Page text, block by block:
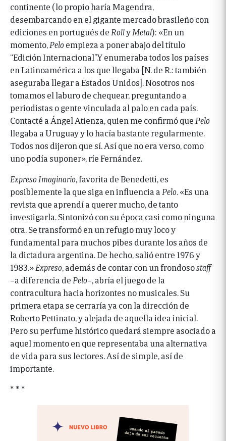
continente (lo propio haría Magendra,
desembarcando en el gigante mercado brasileño con
ediciones en portugués de RollyMetal): «En un
momento, Peloempieza a poner abajo del título
“Edición Internacional”.Y enumeraba todos los países
en Latinoamérica a los que llegaba [N. de R.: también
aseguraba llegar a Estados Unidos]. Nosotros nos
tomamos el laburo de chequear, preguntando a
periodistas o gente vinculada al palo en cada país.
Contacté a Ángel Atienza, quien me confirmó que Pelo
llegaba a Uruguay y lo hacía bastante regularmente.
Todos nos dijeron que sí. Así que no era verso, como
uno podía suponer», ríe Fernández.
Expreso Imaginario , favorita de Benedetti, es
posiblemente la que siga en influencia a Pelo . «Es una
revista que aprendí a querer mucho, de tanto
investigarla. Sintonizó con su época casi como ninguna
otra. Se transformó en un refugio muy loco y
fundamental para muchos pibes durante los años de
la dictadura argentina. De hecho, salió entre 1976 y
1983.»Expreso , además de contar con un frondosostaff
–a diferencia de Pelo–, abría el juego de la
contracultura hacia horizontes no musicales. Su
primera etapa se cerraría ya con la dirección de
Roberto Pettinato, y alejada de aquella idea inicial.
Pero su perfume histórico quedará siempre asociado a
aquel momento en que representaba una alternativa
de vida para sus lectores. Así de simple, así de
importante.
* * *